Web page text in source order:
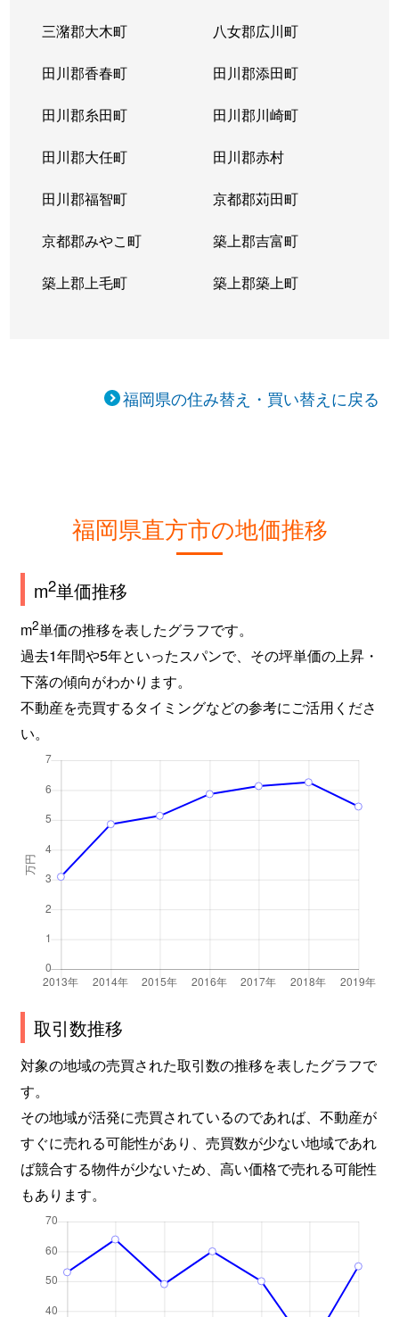
三潴郡大木町 八女郡広川町
田川郡香春町 田川郡添田町
田川郡糸田町 田川郡川崎町
田川郡大任町 田川郡赤村
田川郡福智町 京都郡苅田町
京都郡みやこ町 築上郡吉富町
築上郡上毛町 築上郡築上町
福岡県の住み替え・買い替えに戻る
福岡県直方市の地価推移
m2単価推移
m2単価の推移を表したグラフです。
過去1年間や5年といったスパンで、その坪単価の上昇・
下落の傾向がわかります。
不動産を売買するタイミングなどの参考にご活用くださ
い。
取引数推移
対象の地域の売買された取引数の推移を表したグラフで
す。
その地域が活発に売買されているのであれば、不動産が
すぐに売れる可能性があり、売買数が少ない地域であれ
ば競合する物件が少ないため、高い価格で売れる可能性
もあります。